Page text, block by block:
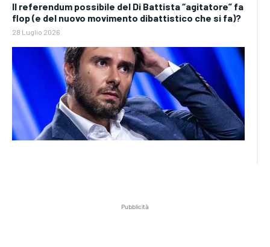
Il referendum possibile del Di Battista “agitatore” fa
flop (e del nuovo movimento dibattistico che si fa)?
28 Luglio 2026
Pubblicità